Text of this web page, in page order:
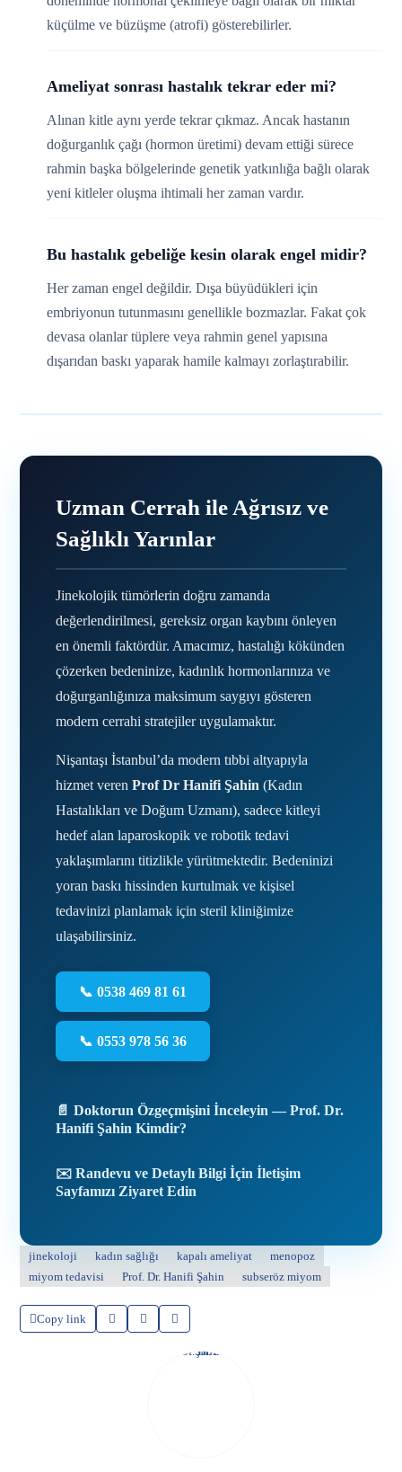
küçülme ve büzüşme (atrofi) gösterebilirler.
Ameliyat sonrası hastalık tekrar eder mi?
Alınan kitle aynı yerde tekrar çıkmaz. Ancak hastanın
doğurganlık çağı (hormon üretimi) devam ettiği sürece
rahmin başka bölgelerinde genetik yatkınlığa bağlı olarak
yeni kitleler oluşma ihtimali her zaman vardır.
Bu hastalık gebeliğe kesin olarak engel midir?
Her zaman engel değildir. Dışa büyüdükleri için
embriyonun tutunmasını genellikle bozmazlar. Fakat çok
devasa olanlar tüplere veya rahmin genel yapısına
dışarıdan baskı yaparak hamile kalmayı zorlaştırabilir.
Uzman Cerrah ile Ağrısız ve
Sağlıklı Yarınlar
Jinekolojik tümörlerin doğru zamanda
değerlendirilmesi, gereksiz organ kaybını önleyen
en önemli faktördür. Amacımız, hastalığı kökünden
çözerken bedeninize, kadınlık hormonlarınıza ve
doğurganlığınıza maksimum saygıyı gösteren
modern cerrahi stratejiler uygulamaktır.
Nişantaşı İstanbul’da modern tıbbi altyapıyla
hizmet verenProf Dr Hanifi Şahin (Kadın
Hastalıkları ve Doğum Uzmanı), sadece kitleyi
hedef alan laparoskopik ve robotik tedavi
yaklaşımlarını titizlikle yürütmektedir. Bedeninizi
yoran baskı hissinden kurtulmak ve kişisel
tedavinizi planlamak için steril kliniğimize
ulaşabilirsiniz.
📞 0538 469 81 61
📞 0553 978 56 36
📄 Doktorun Özgeçmişini İnceleyin — Prof. Dr.
Hanifi Şahin Kimdir?
✉️ Randevu ve Detaylı Bilgi İçin İletişim
Sayfamızı Ziyaret Edin
jinekoloji kadın sağlığı kapalı ameliyat
menopoz
miyom tedavisi
Prof. Dr. Hanifi Şahin subseröz miyom
Copy link